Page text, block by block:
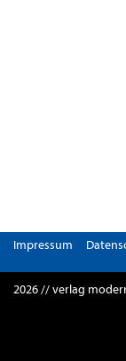
Impressum
2026 // verlag